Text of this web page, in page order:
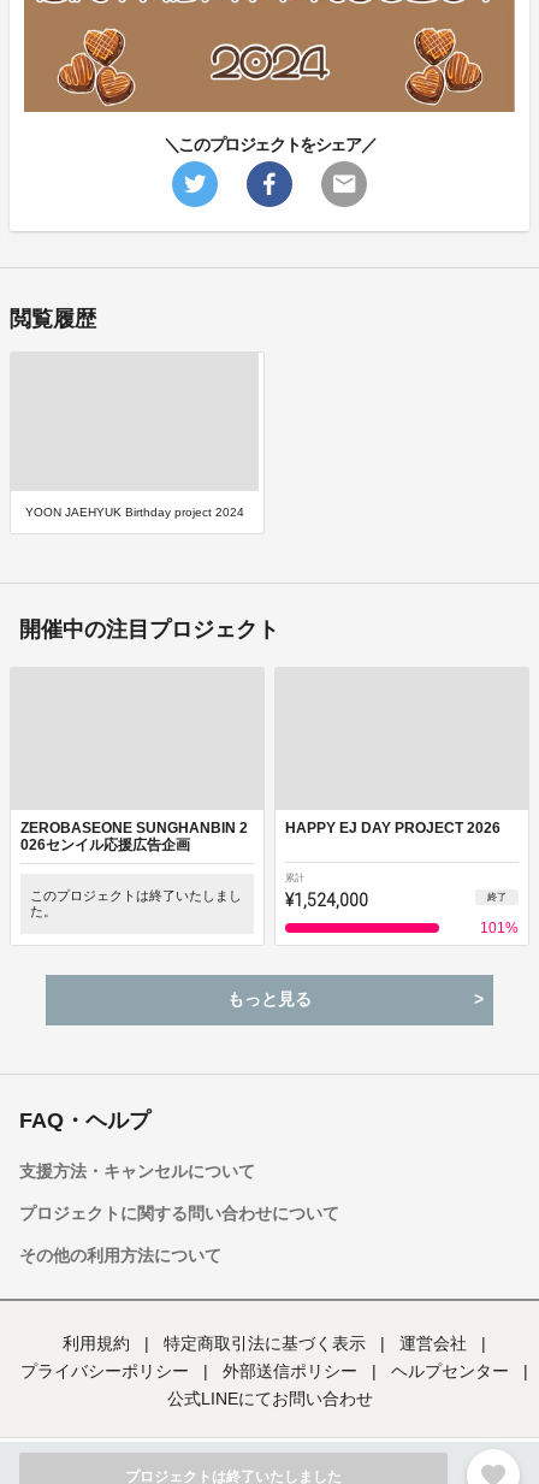
プロジェクトは終了いたしました favorite
＼このプロジェクトをシェア／
閲覧履歴
YOON JAEHYUK Birthday project 2024
開催中の注目プロジェクト
ZEROBASEONE SUNGHANBIN 2
026センイル応援広告企画
このプロジェクトは終了いたしまし
た。
HAPPY EJ DAY PROJECT 2026
累計
¥1,524,000 終了
101%
もっと見る
FAQ・ヘルプ
支援方法・キャンセルについて
プロジェクトに関する問い合わせについて
その他の利用方法について
利用規約 | 特定商取引法に基づく表示 | 運営会社
|
プライバシーポリシー
| 外部送信ポリシー | ヘルプセンター
|
公式LINEにてお問い合わせ
© 2022 Fanation Inc.